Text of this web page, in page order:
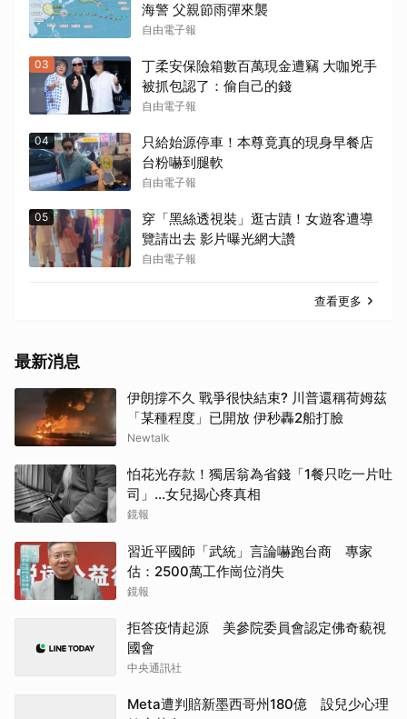
海警 父親節雨彈來襲
自由電子報
03
丁柔安保險箱數百萬現金遭竊 大咖兇手
被抓包認了：偷自己的錢
自由電子報
04
只給始源停車！本尊竟真的現身早餐店
台粉嚇到腿軟
自由電子報
05
穿「黑絲透視裝」逛古蹟！女遊客遭導
覽請出去 影片曝光網大讚
自由電子報
查看更多
最新消息
伊朗撐不久 戰爭很快結束? 川普還稱荷姆茲
「某種程度」已開放 伊秒轟2船打臉
Newtalk
怕花光存款！獨居翁為省錢「1餐只吃一片吐
司」...女兒揭心疼真相
鏡報
習近平國師「武統」言論嚇跑台商 專家
估：2500萬工作崗位消失
鏡報
拒答疫情起源 美參院委員會認定佛奇藐視
國會
中央通訊社
Meta遭判賠新墨西哥州180億 設兒少心理